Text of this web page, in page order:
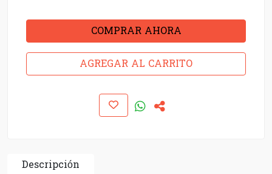
COMPRAR AHORA
AGREGAR AL CARRITO
Descripción